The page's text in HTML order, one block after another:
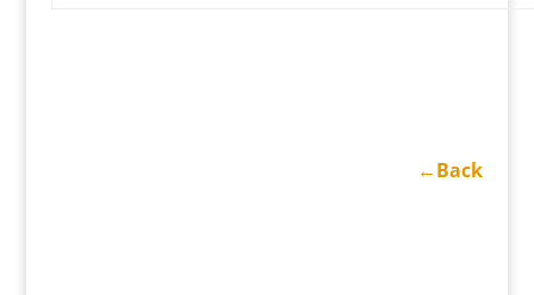
←Back